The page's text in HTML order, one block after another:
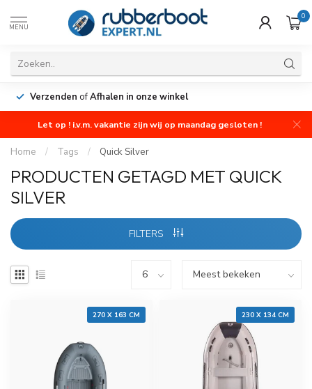
MENU
0
Verzenden ofAfhalen in onze winkel
Let op ! i.v.m. vakantie zijn wij op maandag gesloten !
Home / Tags / Quick Silver
PRODUCTEN GETAGD MET QUICK
SILVER
FILTERS
270 X 163 CM 230 X 134 CM